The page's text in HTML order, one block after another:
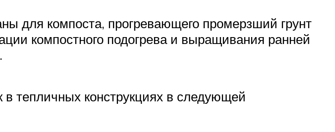
для компоста, прогревающего промерзший грунт
компостного подогрева и выращивания ранней
тепличных конструкциях в следующей